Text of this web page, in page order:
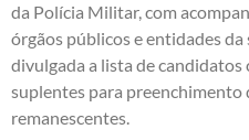
da Polícia Militar, com
órgãos públicos e entidades
divulgada a lista de
suplentes para preenchimento
remanescentes.